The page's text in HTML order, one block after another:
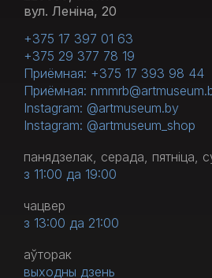
вул. Леніна, 20
+375 17 397 01 63
+375 29 377 78 19
Приёмная: +375 17 393 98 44
Приёмная:
Instagram: @artmuseum.by
Instagram: @artmuseum_shop
панядзелак, серада, пятніца,
з 11:00 да 19:00
чацвер
з 13:00 да 21:00
аўторак
выходны дзень